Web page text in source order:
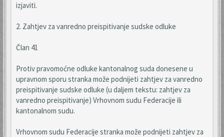
izjaviti.
2. Zahtjev za vanredno preispitivanje sudske odluke
Član 41
Protiv pravomoćne odluke kantonalnog suda donesene u
upravnom sporu stranka može podnijeti zahtjev za vanredno
preispitivanje sudske odluke (u daljem tekstu: zahtjev za
vanredno preispitivanje) Vrhovnom sudu Federacije ili
kantonalnom sudu.
Vrhovnom sudu Federacije stranka može podnijeti zahtjev za